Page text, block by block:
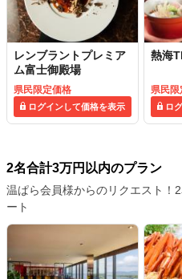
レンブラントプレミア
ム富士御殿場
県民限定価格
ログインして価格を表示
熱海
県民限
ロ
2名合計3万円以内のプラン
温ぱら会員様からのリクエスト！
ート